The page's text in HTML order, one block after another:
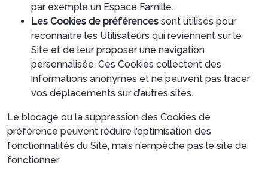
par exemple un Espace Famille.
Les Cookies de préférences sont utilisés pour
reconnaître les Utilisateurs qui reviennent sur le
Site et de leur proposer une navigation
personnalisée. Ces Cookies collectent des
informations anonymes et ne peuvent pas tracer
vos déplacements sur d’autres sites.
Le blocage ou la suppression des Cookies de
préférence peuvent réduire l’optimisation des
fonctionnalités du Site, mais n’empêche pas le site de
fonctionner.